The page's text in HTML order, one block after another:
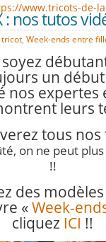
www.tricots-de-
: nos tutos
tricot, Week-ends entre
un
nos expertes
leurs
tous
on ne peut
!!
des
«Week-
cliquez ICI !!